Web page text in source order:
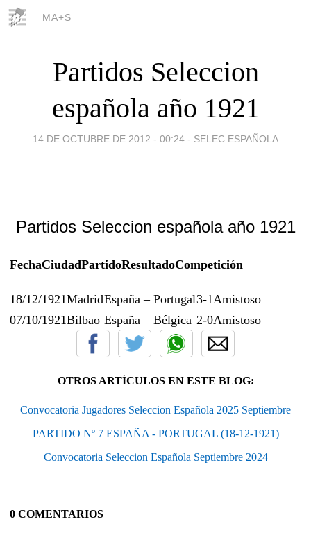
MA+S
Partidos Seleccion
española año 1921
14 DE OCTUBRE DE 2012 - 00:24 - SELEC.ESPAÑOLA
Partidos Seleccion española año 1921
FechaCiudadPartidoResultadoCompetición
18/12/1921MadridEspaña – Portugal3-1 Amistoso
07/10/1921Bilbao España – Bélgica 2-0Amistoso
OTROS ARTÍCULOS EN ESTE BLOG:
Convocatoria Jugadores Seleccion Española 2025 Septiembre
PARTIDO Nº 7 ESPAÑA - PORTUGAL (18-12-1921)
Convocatoria Seleccion Española Septiembre 2024
0 COMENTARIOS